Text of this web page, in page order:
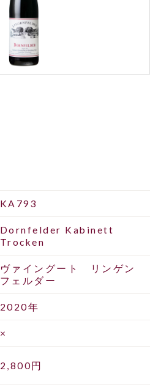
KA793
Dornfelder Kabinett
Trocken
ヴァイングート リンゲン
フェルダー
2020年
×
2,800円